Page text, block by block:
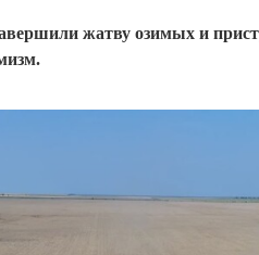
жатву озимых и